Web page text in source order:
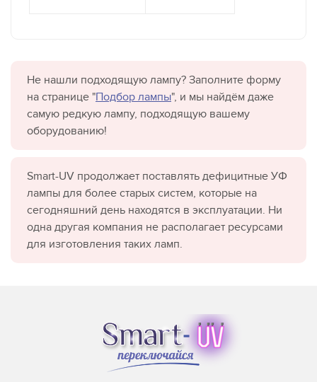
Не нашли подходящую лампу? Заполните форму
на странице "Подбор лампы", и мы найдём даже
самую редкую лампу, подходящую вашему
оборудованию!
Smart-UV продолжает поставлять дефицитные УФ
лампы для более старых систем, которые на
сегодняшний день находятся в эксплуатации. Ни
одна другая компания не располагает ресурсами
для изготовления таких ламп.